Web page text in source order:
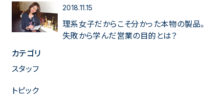
2018.11.15
理系女子だからこそ分かった本物の製品。
失敗から学んだ営業の目的とは？
カテゴリ
スタッフ
トピック